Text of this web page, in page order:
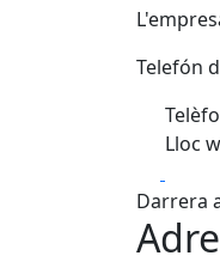
Telefón
Lloc
Darrera